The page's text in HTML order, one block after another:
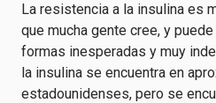
La resistencia a la insulina es
que mucha gente cree, y
formas inesperadas y muy
la insulina se encuentra en
estadounidenses, pero se